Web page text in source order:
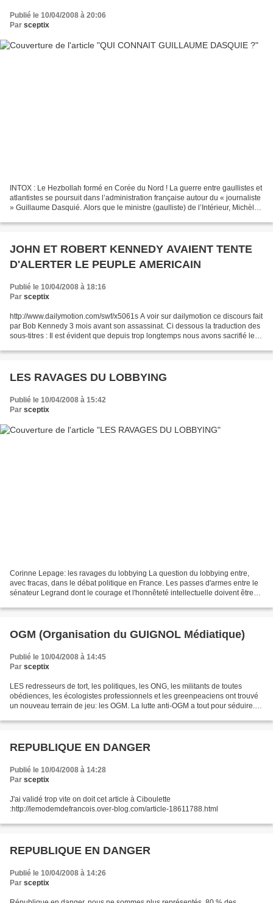
Publié le 10/04/2008 à 20:06
Par sceptix
INTOX : Le Hezbollah formé en Corée du Nord ! La guerre entre gaullistes et
atlantistes se poursuit dans l’administration française autour du « journaliste
» Guillaume Dasquié. Alors que le ministre (gaulliste) de l’Intérieur, Michèle
JOHN ET ROBERT KENNEDY AVAIENT TENTE
D'ALERTER LE PEUPLE AMERICAIN
Publié le 10/04/2008 à 18:16
Par sceptix
http://www.dailymotion.com/swf/x5061s A voir sur dailymotion ce discours fait
par Bob Kennedy 3 mois avant son assassinat. Ci dessous la traduction des
sous-titres : Il est évident que depuis trop longtemps nous avons sacrifié les
LES RAVAGES DU LOBBYING
Publié le 10/04/2008 à 15:42
Par sceptix
Corinne Lepage: les ravages du lobbying La question du lobbying entre,
avec fracas, dans le débat politique en France. Les passes d'armes entre le
sénateur Legrand dont le courage et l'honnêteté intellectuelle doivent être
OGM (Organisation du GUIGNOL Médiatique)
Publié le 10/04/2008 à 14:45
Par sceptix
LES redresseurs de tort, les politiques, les ONG, les militants de toutes
obédiences, les écologistes professionnels et les greenpeaciens ont trouvé
un nouveau terrain de jeu: les OGM. La lutte anti-OGM a tout pour séduire.
REPUBLIQUE EN DANGER
Publié le 10/04/2008 à 14:28
Par sceptix
J'ai validé trop vite on doit cet article à Ciboulette
:http://lemodemdefrancois.over-blog.com/article-18611788.html
REPUBLIQUE EN DANGER
Publié le 10/04/2008 à 14:26
Par sceptix